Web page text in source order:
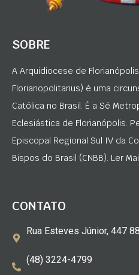
SOBRE
A Arquidiocese de
Florianopolitanus) é uma
Católica no Brasil. É a Sé
Eclesiástica de Florianópolis.
Episcopal Regional Sul IV da
Bispos do Brasil (CNBB). Ler
CONTATO
Rua Esteves Júnior, 447
(48) 3224-4799